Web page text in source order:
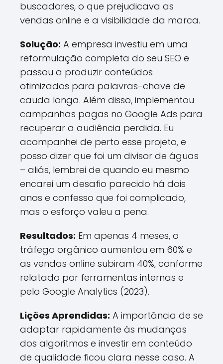
buscadores, o que prejudicava as
vendas online e a visibilidade da marca.
Solução: A empresa investiu em uma
reformulação completa do seu SEO e
passou a produzir conteúdos
otimizados para palavras-chave de
cauda longa. Além disso, implementou
campanhas pagas no Google Ads para
recuperar a audiência perdida. Eu
acompanhei de perto esse projeto, e
posso dizer que foi um divisor de águas
– aliás, lembrei de quando eu mesmo
encarei um desafio parecido há dois
anos e confesso que foi complicado,
mas o esforço valeu a pena.
Resultados: Em apenas 4 meses, o
tráfego orgânico aumentou em 60% e
as vendas online subiram 40%, conforme
relatado por ferramentas internas e
pelo Google Analytics (2023).
Lições Aprendidas: A importância de se
adaptar rapidamente às mudanças
dos algoritmos e investir em conteúdo
de qualidade ficou clara nesse caso. A